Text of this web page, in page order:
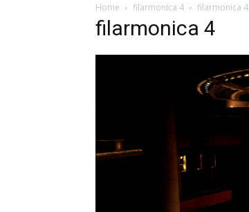
Home filarmonica 4 filarmonica 4
filarmonica 4